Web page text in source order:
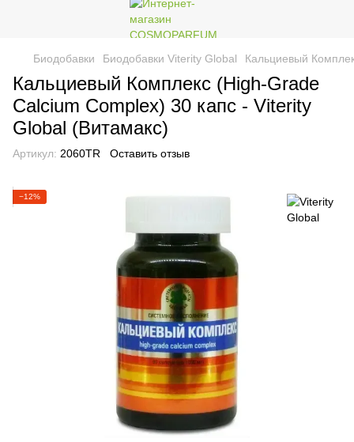
Биодобавки Биодобавки Viterity Global Кальциевый
Кальциевый Комплекс (High-Grade
Calcium Complex) 30 капс - Viterity
Global (Витамакс)
Артикул: 2060TR Оставить отзыв
−12%